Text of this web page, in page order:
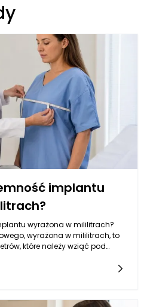
implantu
wyrażona w mililitrach?
wyrażona w mililitrach, to
które należy wziąć pod